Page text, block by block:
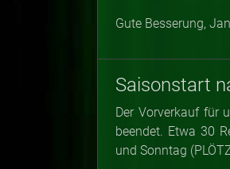
Gute Besserung,
Saisonstart
Der Vorverkauf für
beendet. Etwa 30
und Sonntag